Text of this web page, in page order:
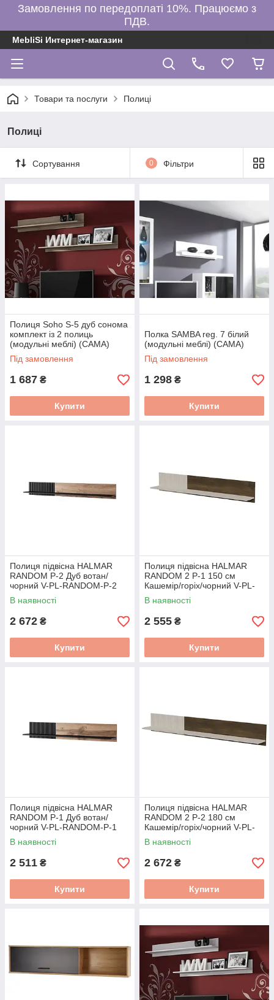
Замовлення по передоплаті 10%. Працюємо з
ПДВ.
MebliSi Интернет-магазин
Товари та послуги Полиці
Полиці
Сортування 0 Фільтри
Полиця Soho S-5 дуб сонома
комплект із 2 полиць
(модульні меблі) (CAMA)
Під замовлення
1 687 ₴
Купити
Полка SAMBA reg. 7 білий
(модульні меблі) (CAMA)
Під замовлення
1 298 ₴
Купити
Полиця підвісна HALMAR
RANDOM P-2 Дуб вотан/
чорний V-PL-RANDOM-P-2
В наявності
2 672 ₴
Купити
Полиця підвісна HALMAR
RANDOM 2 P-1 150 см
Кашемір/горіх/чорний V-PL-
RANDOM_2-P-1
В наявності
2 555 ₴
Купити
Полиця підвісна HALMAR
RANDOM P-1 Дуб вотан/
чорний V-PL-RANDOM-P-1
В наявності
2 511 ₴
Купити
Полиця підвісна HALMAR
RANDOM 2 P-2 180 см
Кашемір/горіх/чорний V-PL-
RANDOM_2-P-2
В наявності
2 672 ₴
Купити